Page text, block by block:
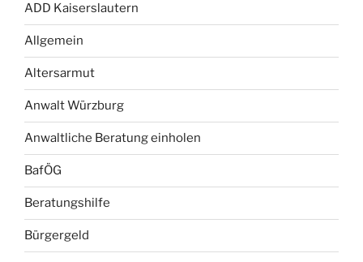
ADD Kaiserslautern
Allgemein
Altersarmut
Anwalt Würzburg
Anwaltliche Beratung einholen
BafÖG
Beratungshilfe
Bürgergeld